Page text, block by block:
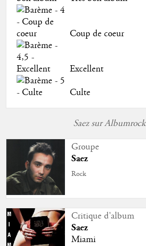
Coup de coeur
Excellent
Culte
Saez sur Albumrock
Groupe
Saez
Rock
Critique d'album
Saez
Miami